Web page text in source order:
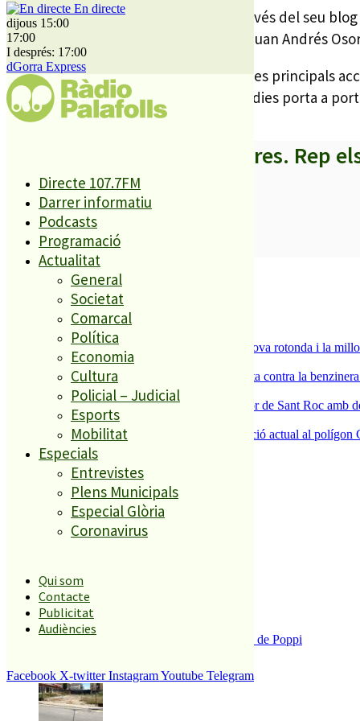
En directe
dijous 15:00
17:00
I després: 17:00
dGorra Express
Directe 107.7FM
Darrer informatiu
Podcasts
Programació
Actualitat
General
Societat
Comarcal
Política
Economia
Cultura
Policial – Judicial
Esports
Mobilitat
Especials
Entrevistes
Plens Municipals
Especial Glòria
Coronavirus
Qui som
Contacte
Publicitat
Audiències
Facebook X-twitter InstagramYoutube Telegram
Iniciativa, que ha criticat el llibret a través del seu
electoralista pagat amb fons públics. Juan Andrés
El llibre Més crisi , més servei, explica les principals
local. El llibre s’està repartint aquests dies porta a
A partir d’ara no et perdis res. Rep
SUBSCRIURE’M
És tendència ara
ESPORTS CAP DE SETMANA
S’aprova definitivament el projecte de la nova rotonda i la
Els veïns de Palafolls refermen la seva lluita contra la
Malgrat de Mar enceta demà la Festa Major de Sant Roc amb
La Nau d’Entitats mantindrà la seva ubicació actual al polígon
El més llegit
Enxampat l’autor de les pintades a la plaça de Poppi